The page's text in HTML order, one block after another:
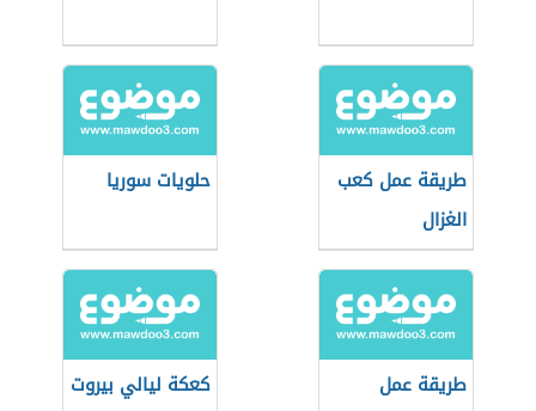
طريقة عمل كعب
الغزال
حلويات سوريا
طريقة عمل
كعكة ليالي بيروت